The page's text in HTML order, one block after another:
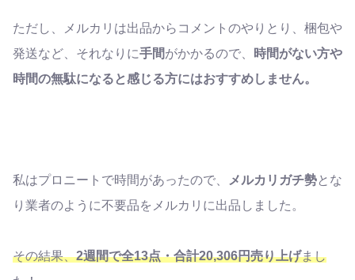
ただし、メルカリは出品からコメントのやりとり、梱包や
発送など、それなりに手間がかかるので、 時間がない方や
時間の無駄になると感じる方にはおすすめしません。
私はプロニートで時間があったので、 メルカリガチ勢とな
り業者のように不要品をメルカリに出品しました。
その結果、2週間で全13点・合計20,306円売り上げまし